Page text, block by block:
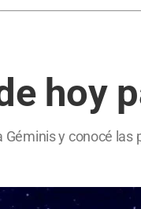
hoy
y conocé